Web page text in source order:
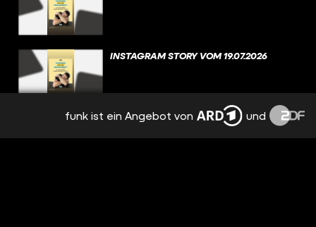
INSTAGRAM STORY VOM 19.07.2026
INSTAGRAM STORY VOM 18.07.2026
funk ist ein Angebot von und